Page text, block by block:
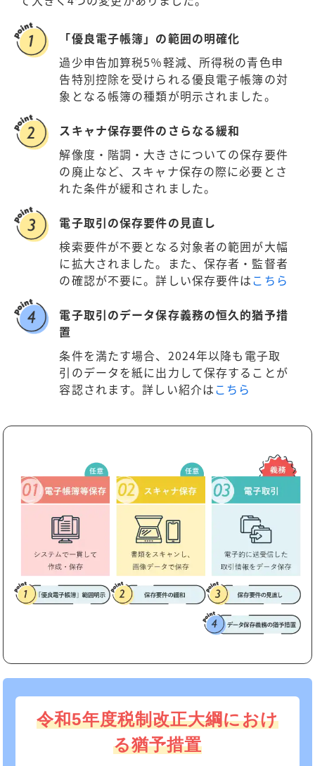
「優良電子帳簿」の範囲の明確化
過少申告加算税5％軽減、所得税の青色申
告特別控除を受けられる優良電子帳簿の対
象となる帳簿の種類が明示されました。
スキャナ保存要件のさらなる緩和
解像度・階調・大きさについての保存要件
の廃止など、スキャナ保存の際に必要とさ
れた条件が緩和されました。
電子取引の保存要件の見直し
検索要件が不要となる対象者の範囲が大幅
に拡大されました。また、保存者・監督者
の確認が不要に。詳しい保存要件はこちら
電子取引のデータ保存義務の恒久的猶予措
置
条件を満たす場合、2024年以降も電子取
引のデータを紙に出力して保存することが
容認されます。詳しい紹介はこちら
令和5年度税制改正大綱におけ
る猶予措置